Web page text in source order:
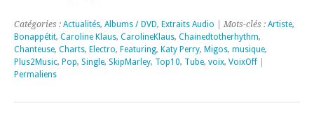
Catégories : Actualités, Albums / DVD, Extraits Audio | Mots-clés : Artiste,
Bonappétit, Caroline Klaus, CarolineKlaus, Chainedtotherhythm,
Chanteuse, Charts, Electro, Featuring, Katy Perry, Migos, musique,
Plus2Music, Pop, Single, SkipMarley, Top10, Tube, voix, VoixOff
Permaliens